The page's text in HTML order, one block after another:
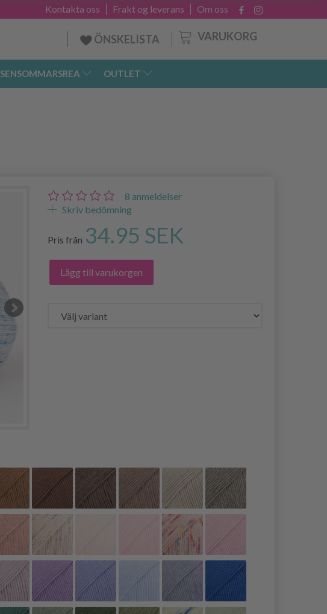
Om oss
Frakt og leverans
Kontakta oss
VARUKORG
ÖNSKELISTA
SENSOMMARSREA OUTLET
8 anmeldelser
Skriv bedömning
Pris från 34.95 SEK
Lägg till varukorgen